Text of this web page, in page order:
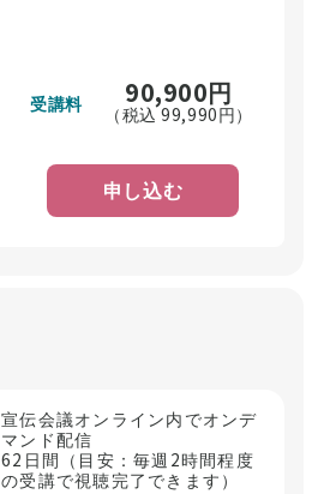
受講料 90,900円
（税込99,990円）
申し込む
宣伝会議オンライン内でオンデ
マンド配信
62日間（目安：毎週2時間程度
の受講で視聴完了できます）